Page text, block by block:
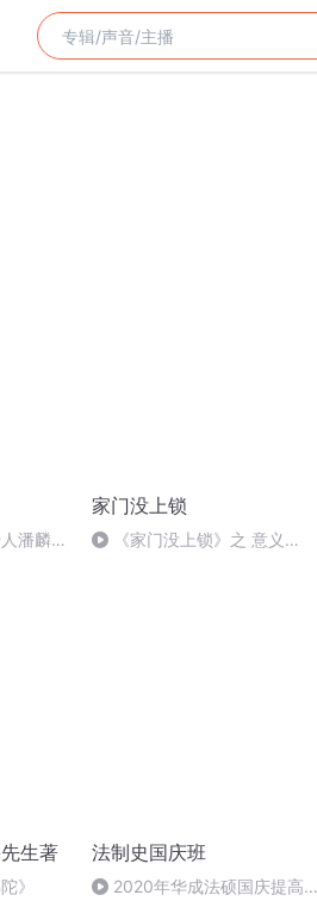
潘麟导
家门没上锁
《家门没上锁》之 意义
生著
》
法制史国庆班
2020年华成法硕国庆提高班